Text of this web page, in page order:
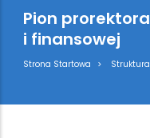
Pion
i finansowej
Strona Startowa Struktura